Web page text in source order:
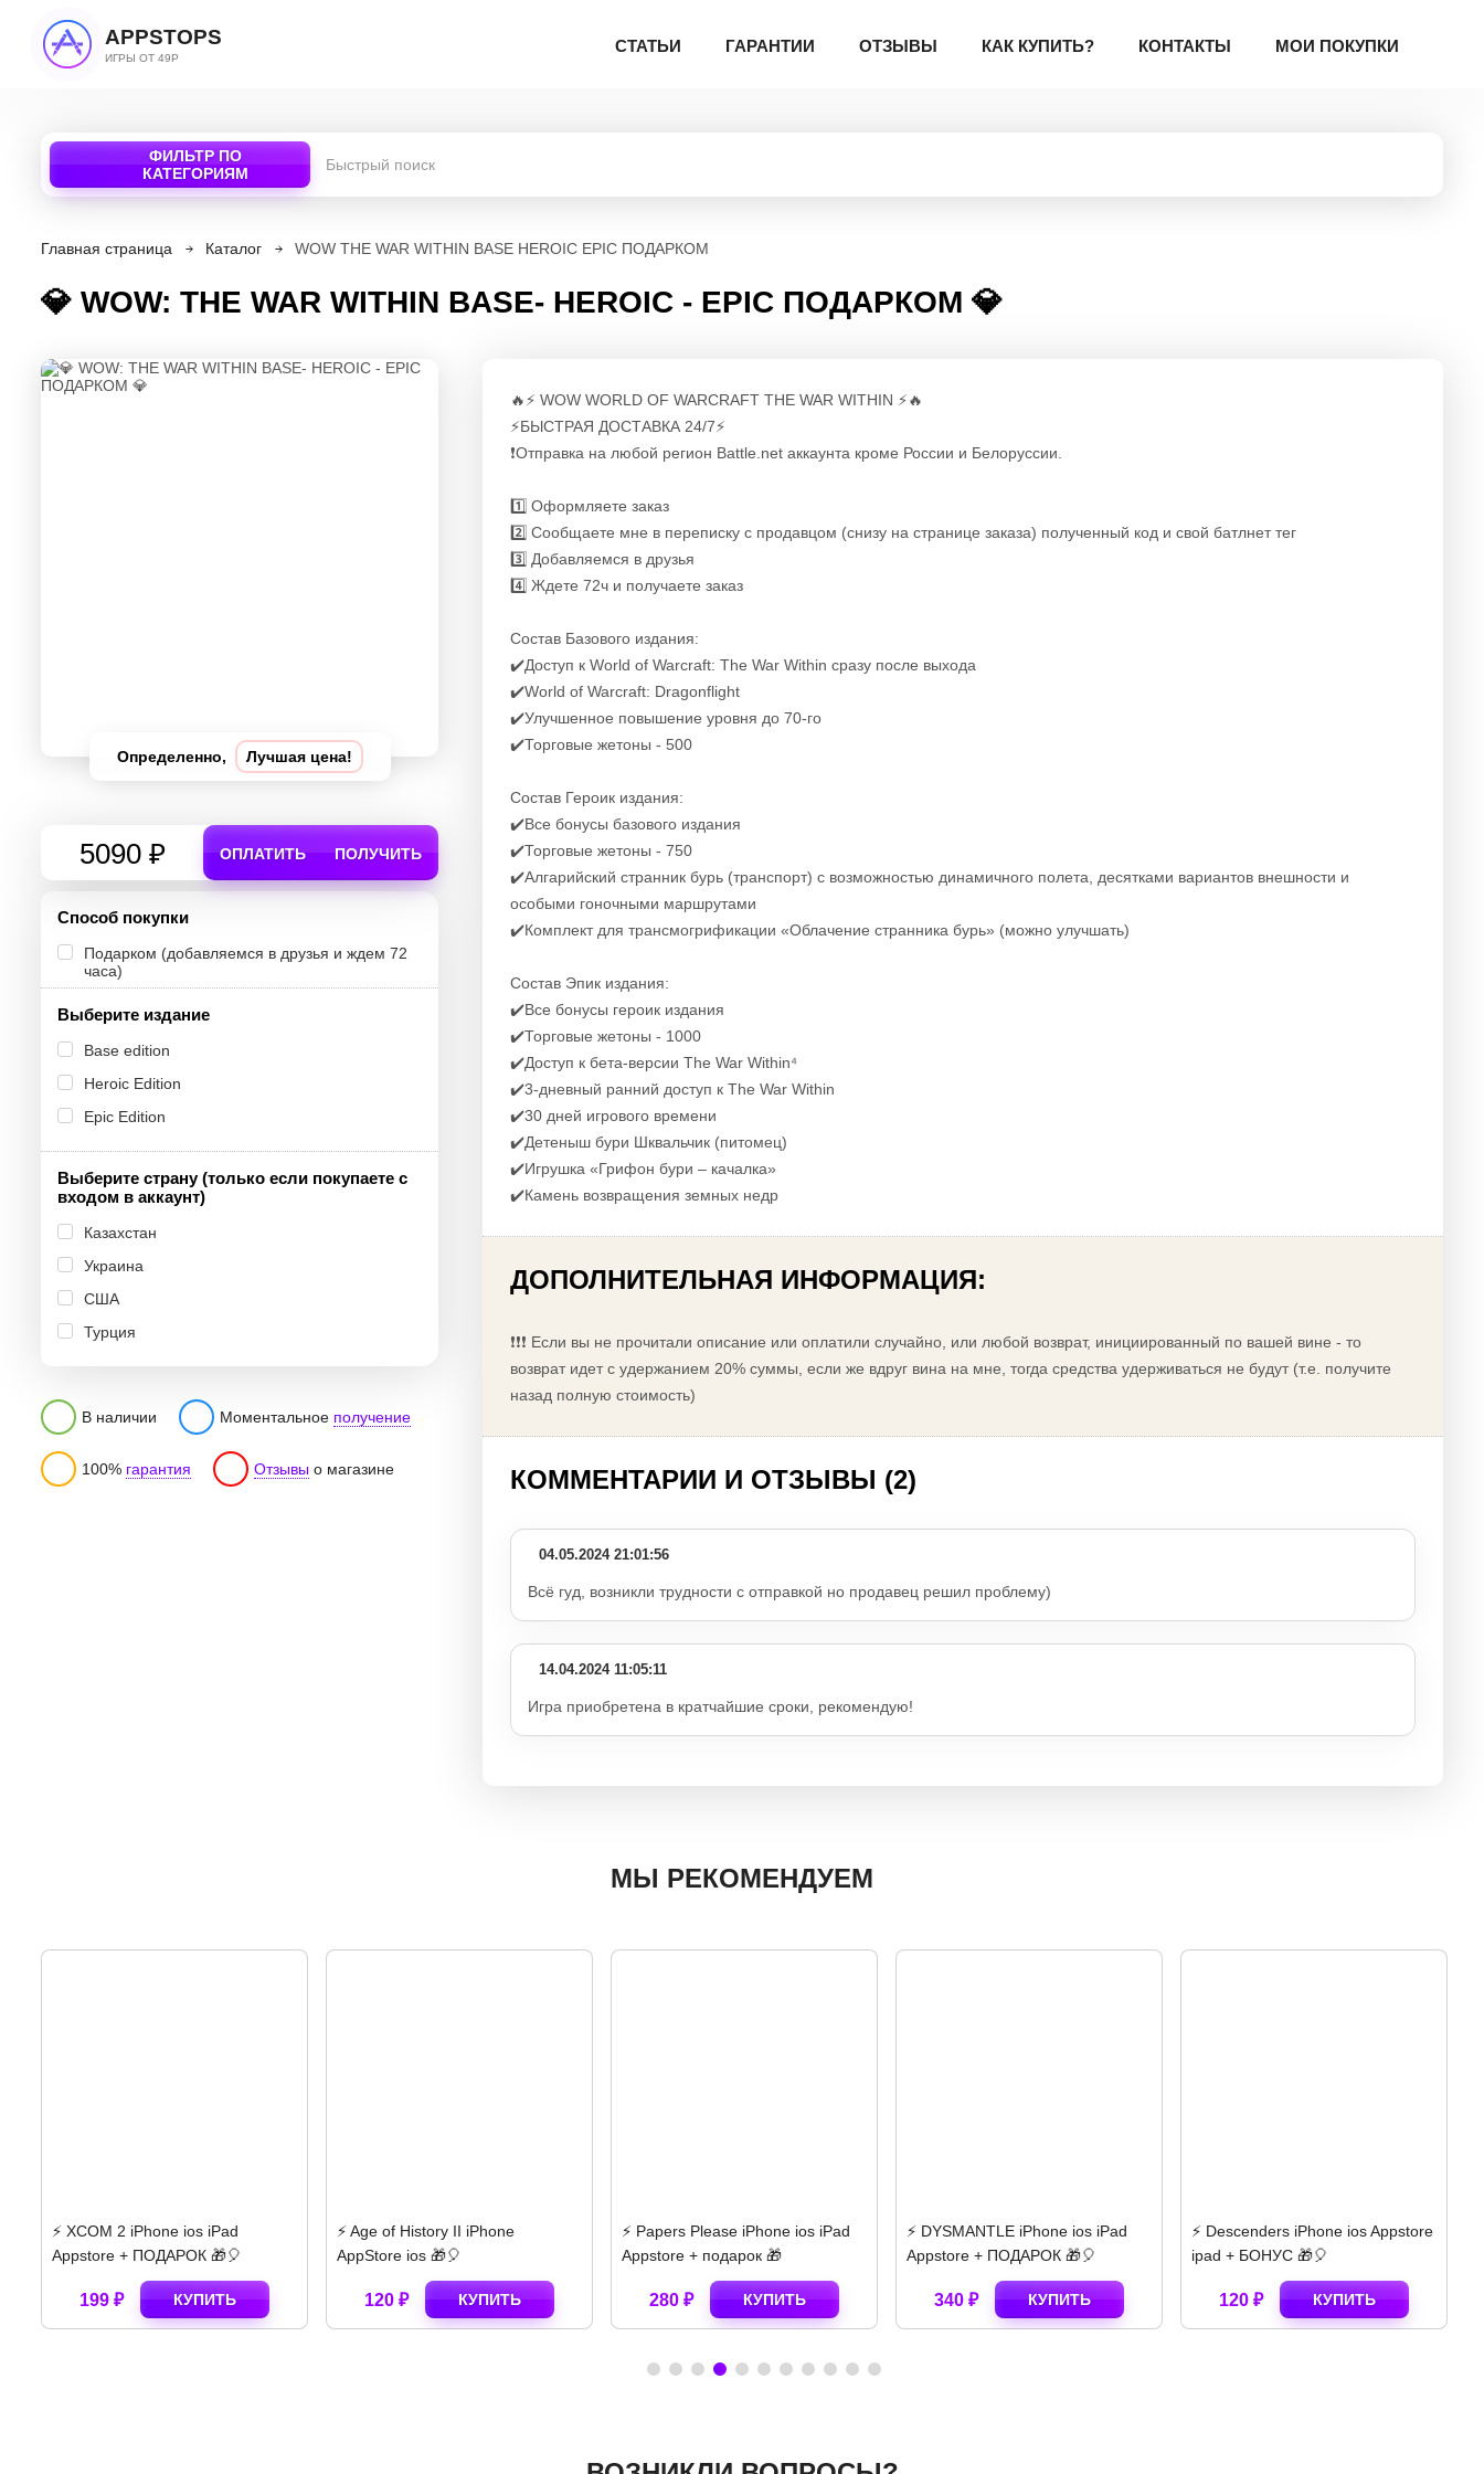
APPSTOPS
ИГРЫ ОТ 49Р
СТАТЬИ ГАРАНТИИ ОТЗЫВЫ КАК КУПИТЬ? КОНТАКТЫ МОИ ПОКУПКИ
ФИЛЬТР ПО
КАТЕГОРИЯМ
Главная страница Каталог WOW THE WAR WITHIN BASE HEROIC EPIC ПОДАРКОМ
💎 WOW: THE WAR WITHIN BASE- HEROIC - EPIC ПОДАРКОМ 💎
Определенно, Лучшая цена!
5090 ₽ ОПЛАТИТЬ ПОЛУЧИТЬ
Способ покупки
Подарком (добавляемся в друзья и ждем 72
часа)
Выберите издание
Base edition
Heroic Edition
Epic Edition
Выберите страну (только если покупаете с
входом в аккаунт)
Казахстан
Украина
США
Турция
В наличии Моментальное получение
100% гарантия Отзывы о магазине
🔥⚡️ WOW WORLD OF WARCRAFT THE WAR WITHIN ⚡️🔥
⚡️БЫСТРАЯ ДОСТАВКА 24/7⚡️
❗Отправка на любой регион Battle.net аккаунта кроме России и Белоруссии.
1️⃣ Оформляете заказ
2️⃣ Сообщаете мне в переписку с продавцом (снизу на странице заказа) полученный код и свой батлнет тег
3️⃣ Добавляемся в друзья
4️⃣ Ждете 72ч и получаете заказ
Состав Базового издания:
✔️Доступ к World of Warcraft: The War Within сразу после выхода
✔️World of Warcraft: Dragonflight
✔️Улучшенное повышение уровня до 70-го
✔️Торговые жетоны - 500
Состав Героик издания:
✔️Все бонусы базового издания
✔️Торговые жетоны - 750
✔️Алгарийский странник бурь (транспорт) с возможностью динамичного полета, десятками вариантов внешности и
особыми гоночными маршрутами
✔️Комплект для трансмогрификации «Облачение странника бурь» (можно улучшать)
Состав Эпик издания:
✔️Все бонусы героик издания
✔️Торговые жетоны - 1000
✔️Доступ к бета-версии The War Within⁴
✔️3-дневный ранний доступ к The War Within
✔️30 дней игрового времени
✔️Детеныш бури Шквальчик (питомец)
✔️Игрушка «Грифон бури – качалка»
✔️Камень возвращения земных недр
ДОПОЛНИТЕЛЬНАЯ ИНФОРМАЦИЯ:
❗️❗️❗️ Если вы не прочитали описание или оплатили случайно, или любой возврат, инициированный по вашей вине - то
возврат идет с удержанием 20% суммы, если же вдруг вина на мне, тогда средства удерживаться не будут (т.е. получите
назад полную стоимость)
КОММЕНТАРИИ И ОТЗЫВЫ (2)
04.05.2024 21:01:56
Всё гуд, возникли трудности с отправкой но продавец решил проблему)
14.04.2024 11:05:11
Игра приобретена в кратчайшие сроки, рекомендую!
МЫ РЕКОМЕНДУЕМ
⚡️ XCOM 2 iPhone ios iPad
Appstore + ПОДАРОК 🎁🎈
199 ₽ КУПИТЬ
⚡️ Age of History II iPhone
AppStore ios 🎁🎈
120 ₽ КУПИТЬ
⚡️ Papers Please iPhone ios iPad
Appstore + подарок 🎁
280 ₽ КУПИТЬ
⚡️ DYSMANTLE iPhone ios iPad
Appstore + ПОДАРОК 🎁🎈
340 ₽ КУПИТЬ
⚡️ Descenders iPhone ios Appstore
ipad + БОНУС 🎁🎈
120 ₽ КУПИТЬ